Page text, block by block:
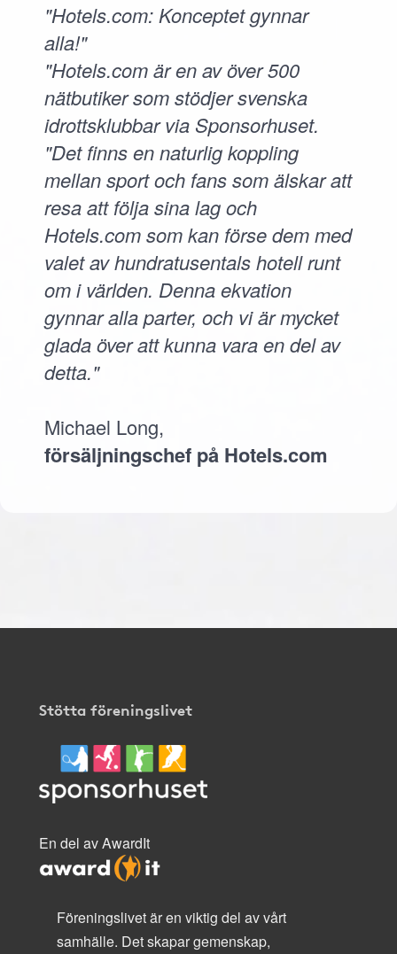
"Hotels.com: Konceptet gynnar
alla!"
"Hotels.com är en av över 500
nätbutiker som stödjer svenska
idrottsklubbar via Sponsorhuset.
"Det finns en naturlig koppling
mellan sport och fans som älskar att
resa att följa sina lag och
Hotels.com som kan förse dem med
valet av hundratusentals hotell runt
om i världen. Denna ekvation
gynnar alla parter, och vi är mycket
glada över att kunna vara en del av
detta."
Michael Long,
försäljningschef på Hotels.com
Stötta föreningslivet
En del av AwardIt
Föreningslivet är en viktig del av vårt
samhälle. Det skapar gemenskap,